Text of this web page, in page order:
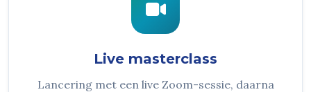
Live masterclass
Lancering met een live Zoom-sessie, daarna